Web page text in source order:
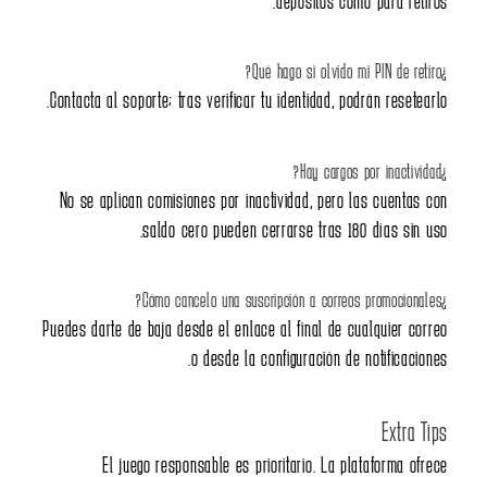
Contacta al soporte; tras
No se aplican comisiones
saldo cero
Puedes darte de baja desde
o
El juego